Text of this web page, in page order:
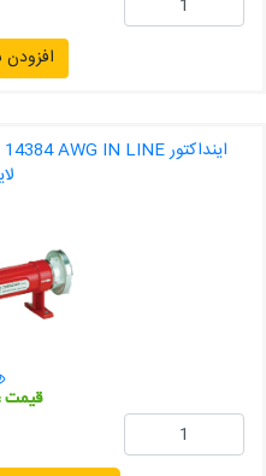
قیمت : 0